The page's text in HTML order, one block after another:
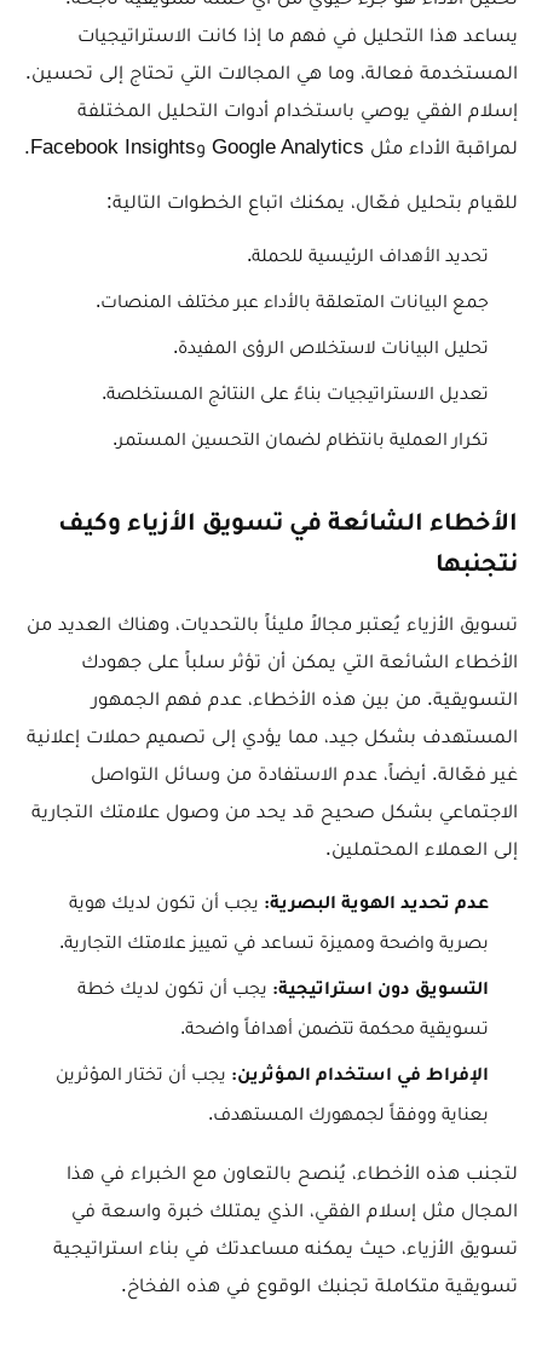
يساعد هذا التحليل في فهم ما إذا كانت الاستراتيجيات
المستخدمة فعالة، وما هي المجالات التي تحتاج إلى تحسين.
إسلام الفقي يوصي باستخدام أدوات التحليل المختلفة
لمراقبة الأداء مثل Google Analytics وFacebook Insights.
للقيام بتحليل فعّال، يمكنك اتباع الخطوات التالية:
تحديد الأهداف الرئيسية للحملة.
جمع البيانات المتعلقة بالأداء عبر مختلف المنصات.
تحليل البيانات لاستخلاص الرؤى المفيدة.
تعديل الاستراتيجيات بناءً على النتائج المستخلصة.
تكرار العملية بانتظام لضمان التحسين المستمر.
الأخطاء الشائعة في تسويق الأزياء وكيف
نتجنبها
تسويق الأزياء يُعتبر مجالاً مليئاً بالتحديات، وهناك العديد من
الأخطاء الشائعة التي يمكن أن تؤثر سلباً على جهودك
التسويقية. من بين هذه الأخطاء، عدم فهم الجمهور
المستهدف بشكل جيد، مما يؤدي إلى تصميم حملات إعلانية
غير فعّالة. أيضاً، عدم الاستفادة من وسائل التواصل
الاجتماعي بشكل صحيح قد يحد من وصول علامتك التجارية
إلى العملاء المحتملين.
عدم تحديد الهوية البصرية: يجب أن تكون لديك هوية
بصرية واضحة ومميزة تساعد في تمييز علامتك التجارية.
التسويق دون استراتيجية: يجب أن تكون لديك خطة
تسويقية محكمة تتضمن أهدافاً واضحة.
الإفراط في استخدام المؤثرين: يجب أن تختار المؤثرين
بعناية ووفقاً لجمهورك المستهدف.
لتجنب هذه الأخطاء، يُنصح بالتعاون مع الخبراء في هذا
المجال مثل إسلام الفقي، الذي يمتلك خبرة واسعة في
تسويق الأزياء، حيث يمكنه مساعدتك في بناء استراتيجية
تسويقية متكاملة تجنبك الوقوع في هذه الفخاخ.